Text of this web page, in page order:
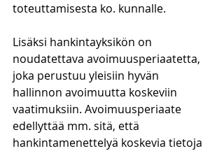
toteuttamisesta ko. kunnalle.
Lisäksi hankintayksikön on
noudatettava avoimuusperiaatetta,
joka perustuu yleisiin hyvän
hallinnon avoimuutta koskeviin
vaatimuksiin. Avoimuusperiaate
edellyttää mm. sitä, että
hankintamenettelyä koskevia tietoja